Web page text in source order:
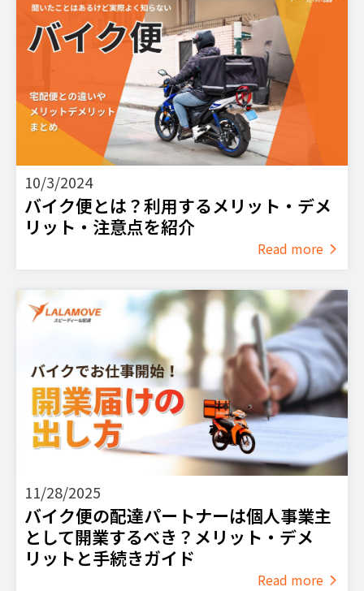
10/3/2024
バイク便とは？利用するメリット・デメ
リット・注意点を紹介
Read more
11/28/2025
バイク便の配達パートナーは個人事業主
として開業するべき？メリット・デメ
リットと手続きガイド
Read more